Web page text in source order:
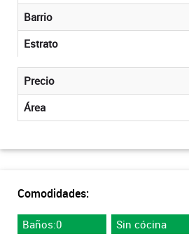
Barrio
Estrato
Precio
Área
Comodidades:
Baños:0
Sin cócina